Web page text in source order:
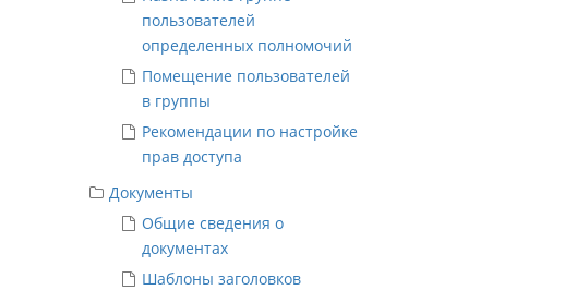
пользователей
определенных полномочий
Помещение пользователей
в группы
Рекомендации по настройке
прав доступа
Документы
Общие сведения о
документах
Шаблоны заголовков